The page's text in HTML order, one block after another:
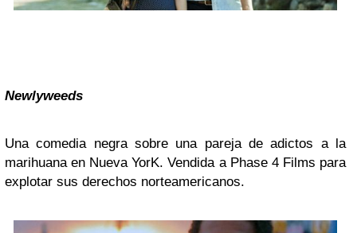
Newlyweeds
Una comedia negra sobre una pareja de adictos a la
marihuana en Nueva YorK. Vendida a Phase 4 Films para
explotar sus derechos norteamericanos.